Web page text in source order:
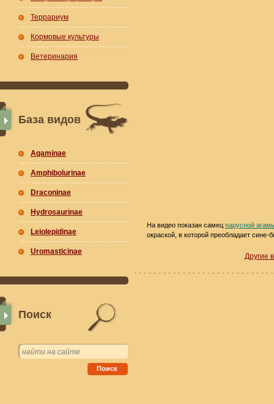
Террариум
Кормовые культуры
Ветеринария
База видов
Agaminae
Amphibolurinae
Draconinae
Hydrosaurinae
Leiolepidinae
Uromasticinae
Поиск
Поиск
На видео показан самец парусной
окраской, в которой преобладает сине-
Другие